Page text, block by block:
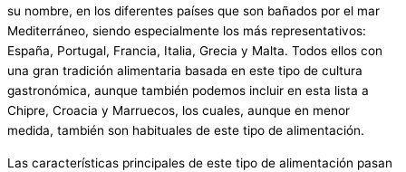
su nombre, en los diferentes países que son bañados por el mar
Mediterráneo, siendo especialmente los más representativos:
España, Portugal, Francia, Italia, Grecia y Malta. Todos ellos con
una gran tradición alimentaria basada en este tipo de cultura
gastronómica, aunque también podemos incluir en esta lista a
Chipre, Croacia y Marruecos, los cuales, aunque en menor
medida, también son habituales de este tipo de alimentación.
Las características principales de este tipo de alimentación pasan